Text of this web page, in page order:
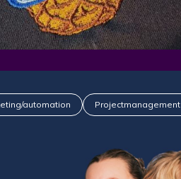
automation Projectmanagement